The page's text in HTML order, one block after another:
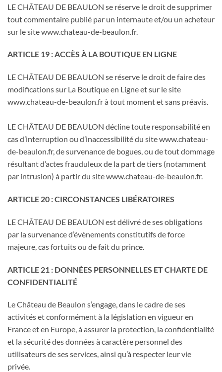
LE CHÂTEAU DE BEAULON se réserve le droit de supprimer
tout commentaire publié par un internaute et/ou un acheteur
sur le site www.chateau-de-beaulon.fr.
ARTICLE 19 : ACCÈS À LA BOUTIQUE EN LIGNE
LE CHÂTEAU DE BEAULON se réserve le droit de faire des
modifications sur La Boutique en Ligne et sur le site
www.chateau-de-beaulon.fr à tout moment et sans préavis.
LE CHÂTEAU DE BEAULON décline toute responsabilité en
cas d’interruption ou d’inaccessibilité du site www.chateau-
de-beaulon.fr, de survenance de bogues, ou de tout dommage
résultant d’actes frauduleux de la part de tiers (notamment
par intrusion) à partir du site www.chateau-de-beaulon.fr.
ARTICLE 20 : CIRCONSTANCES LIBÉRATOIRES
LE CHÂTEAU DE BEAULON est délivré de ses obligations
par la survenance d’évènements constitutifs de force
majeure, cas fortuits ou de fait du prince.
ARTICLE 21 : DONNÉES PERSONNELLES ET CHARTE DE
CONFIDENTIALITÉ
Le Château de Beaulon s’engage, dans le cadre de ses
activités et conformément à la législation en vigueur en
France et en Europe, à assurer la protection, la confidentialité
et la sécurité des données à caractère personnel des
utilisateurs de ses services, ainsi qu’à respecter leur vie
privée.